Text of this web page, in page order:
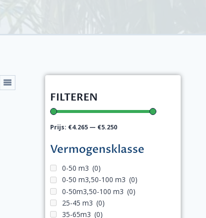
FILTEREN
Prijs: €4.265— €5.250
Vermogensklasse
0-50 m3 (0)
0-50 m3,50-100 m3 (0)
0-50m3,50-100 m3 (0)
25-45 m3 (0)
35-65m3 (0)